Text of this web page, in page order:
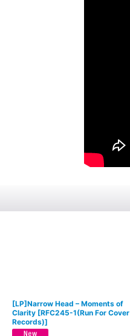
[LP]Narrow Head ‎– Moments of
Clarity [RFC245-1(Run For Cover
Records)]